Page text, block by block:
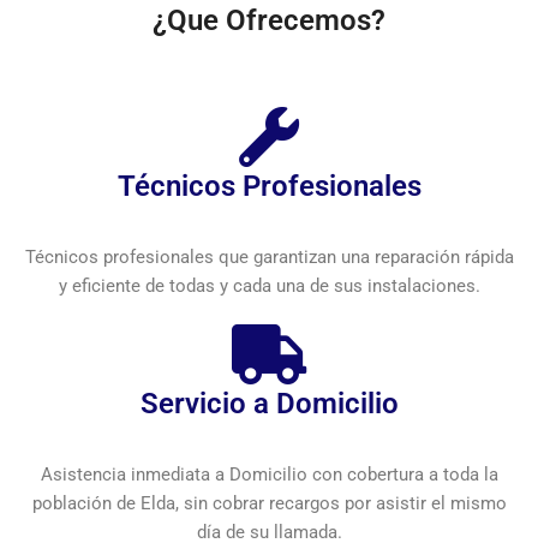
¿Que Ofrecemos?
Técnicos Profesionales
Técnicos profesionales que garantizan una reparación rápida
y eficiente de todas y cada una de sus instalaciones.
Servicio a Domicilio
Asistencia inmediata a Domicilio con cobertura a toda la
población de Elda, sin cobrar recargos por asistir el mismo
día de su llamada.